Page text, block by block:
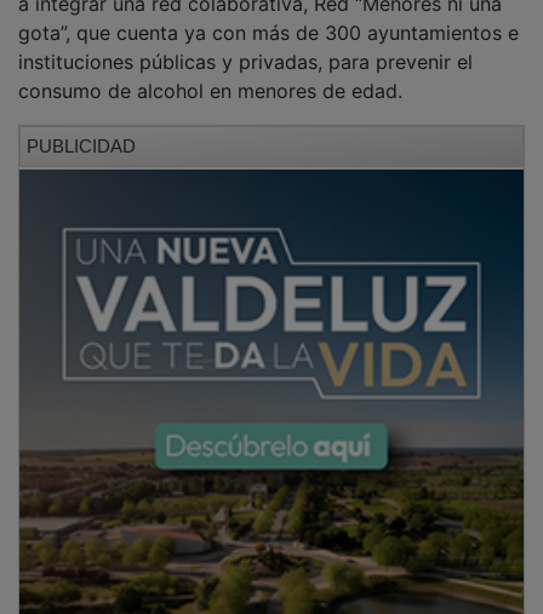
gota”, que cuenta ya con más de 300 ayuntamientos e
instituciones públicas y privadas, para prevenir el
consumo de alcohol en menores de edad.